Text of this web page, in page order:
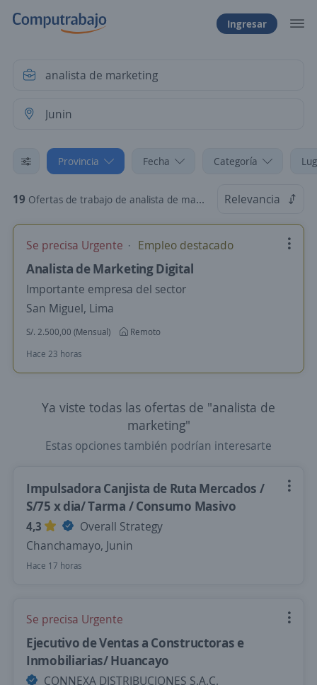
Ingresar
Provincia Fecha Categoría
19 Ofertas de trabajo de analista de marketing en Junin Relevancia
Se precisa Urgente Empleo destacado
Analista de Marketing Digital
Importante empresa del sector
San Miguel, Lima
S/. 2.500,00 (Mensual)
Remoto
Hace 23 horas
Ya viste todas las ofertas de "analista de
marketing"
Estas opciones también podrían interesarte
Impulsadora Canjista de Ruta Mercados /
S/75 x dia/ Tarma / Consumo Masivo
4,3
Overall Strategy
Chanchamayo, Junin
Hace 17 horas
Se precisa Urgente
Ejecutivo de Ventas a Constructoras e
Inmobiliarias/ Huancayo
CONNEXA DISTRIBUCIONES S.A.C.